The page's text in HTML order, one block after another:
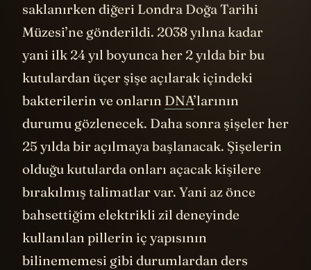
saklanırken diğeri Londra Doğa Tarihi
Müzesi’ne gönderildi. 2038 yılına kadar
yani ilk 24 yıl boyunca her 2 yılda bir bu
kutulardan üçer şişe açılarak içindeki
bakterilerin ve onların DNA’larının
durumu gözlenecek. Daha sonra şişeler her
25 yılda bir açılmaya başlanacak. Şişelerin
olduğu kutularda onları açacak kişilere
bırakılmış talimatlar var. Yani az önce
bahsettiğim elektrikli zil deneyinde
kullanılan pillerin iç yapısının
bilinememesi gibi durumlardan ders